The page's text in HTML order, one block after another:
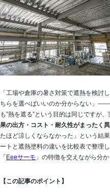
「工場や倉庫の暑さ対策で遮熱を検討
ちらを選べばいいのか分からない」
も”熱を遮る”という目的は同じですが、
果の出方・コスト・耐久性がまったく
たほど涼しくならなかった」という結
ートと遮熱塗料の違いを比較表で整理
「 Eeeサーモ 」の特徴を交えながら分
【この記事のポイント】